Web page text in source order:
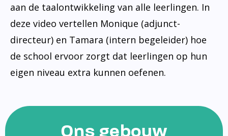
aan de taalontwikkeling van alle leerlingen. In
deze video vertellen Monique (adjunct-
directeur) en Tamara (intern begeleider) hoe
de school ervoor zorgt dat leerlingen op hun
eigen niveau extra kunnen oefenen.
Ons gebouw